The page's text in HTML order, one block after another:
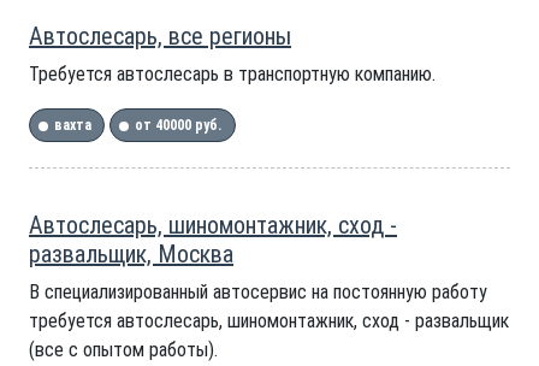
Автослесарь, все регионы
Требуется автослесарь в транспортную компанию.
вахта от 40000 руб.
Автослесарь, шиномонтажник, сход -
развальщик, Москва
В специализированный автосервис на постоянную работу
требуется автослесарь, шиномонтажник, сход - развальщик
(все с опытом работы).